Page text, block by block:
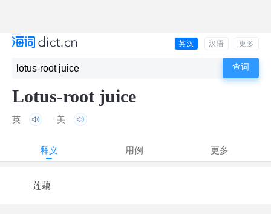
英汉 汉语 更多
Lotus-root juice
英 美
释义 用例 更多
莲藕